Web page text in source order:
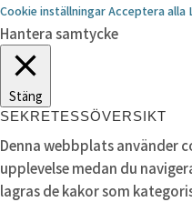
Cookie inställningarAcceptera alla
Hantera samtycke
Stäng
SEKRETESSÖVERSIKT
Denna webbplats använder
upplevelse medan du
lagras de kakor som